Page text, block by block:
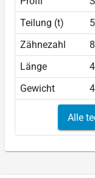
Teilung (t)
Zähnezahl
Länge
Gewicht
Alle